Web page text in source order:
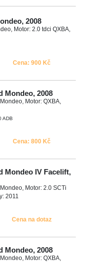
2008
Motor: 2.0 tdci QXBA,
Cena: 900 Kč
Mondeo, 2008
Motor: QXBA,
ADB
Cena: 800 Kč
Mondeo IV Facelift,
Motor: 2.0 SCTi
2011
Cena na dotaz
Mondeo, 2008
Motor: QXBA,